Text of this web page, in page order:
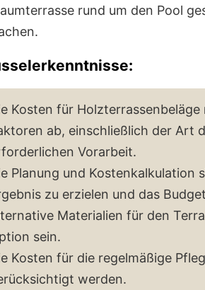
rund um den Pool
Kosten für
ab, einschließlich der Art
Vorarbeit.
Planung und Kostenkalkulation
zu erzielen und das
Materialien für den
sein.
Kosten für die regelmäßige
werden.